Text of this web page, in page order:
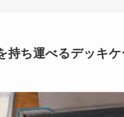
持ち運べるデッキ